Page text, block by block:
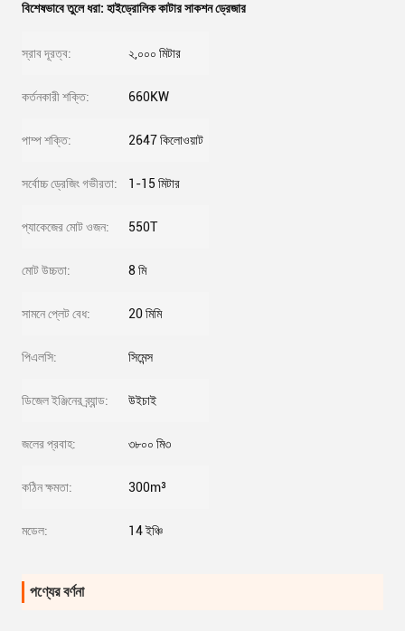
বিশেষভাবে তুলে ধরা: হাইড্রোলিক কাটার সাকশন ড্রেজার
স্রাব দূরত্ব: ২,০০০ মিটার
কর্তনকারী শক্তি: 660KW
পাম্প শক্তি: 2647 কিলোওয়াট
সর্বোচ্চ ড্রেজিং গভীরতা: 1-15 মিটার
প্যাকেজের মোট ওজন: 550T
মোট উচ্চতা: 8 মি
সামনে প্লেট বেধ: 20 মিমি
পিএলসি: সিমেন্স
ডিজেল ইঞ্জিনের ব্র্যান্ড: উইচাই
জলের প্রবাহ: ৩৮০০ মি৩
কঠিন ক্ষমতা: 300m³
মডেল: 14 ইঞ্চি
পণ্যের বর্ণনা